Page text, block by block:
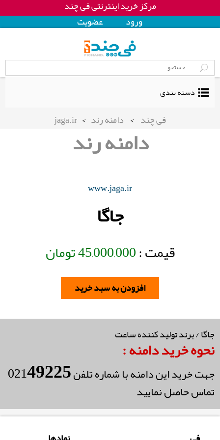
مرکز خرید اینترنتی فی چند
ورود
عضويت
دسته بندی
فی چند > دامنه رند >
jaga.ir
دامنه رند
www.jaga.ir
جاگا
قیمت :45,000,000تومان
افزودن به سبد خرید
جاگا / برند تولید کننده ساعت
نحوه خرید دامنه :
جهت خرید این دامنه با شماره تلفن 02149225
تماس حاصل نمایید